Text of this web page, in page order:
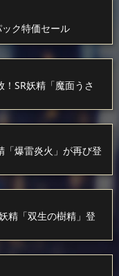
ク特価セール
SR妖精「魔面うさ
「爆雷炎火」が再び登
精「双生の樹精」登